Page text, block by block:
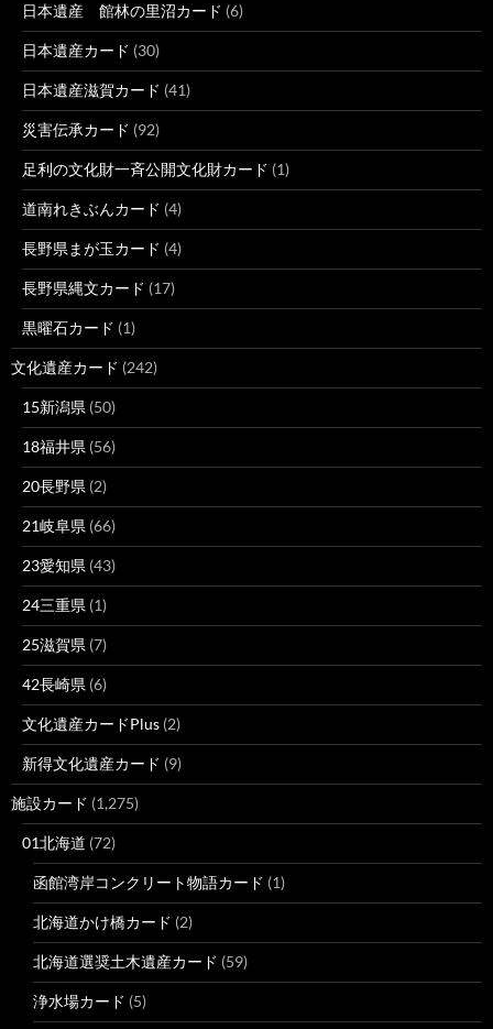
日本遺産 館林の里沼カード (6)
日本遺産カード (30)
日本遺産滋賀カード (41)
災害伝承カード (92)
足利の文化財一斉公開文化財カード (1)
道南れきぶんカード (4)
長野県まが玉カード (4)
長野県縄文カード (17)
黒曜石カード (1)
文化遺産カード (242)
15新潟県 (50)
18福井県 (56)
20長野県 (2)
21岐阜県 (66)
23愛知県 (43)
24三重県 (1)
25滋賀県 (7)
42長崎県 (6)
文化遺産カードPlus (2)
新得文化遺産カード (9)
施設カード (1,275)
01北海道 (72)
函館湾岸コンクリート物語カード (1)
北海道かけ橋カード (2)
北海道選奨土木遺産カード (59)
浄水場カード (5)